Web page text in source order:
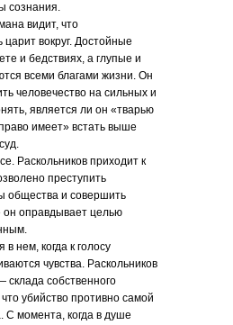
сознания.
видит, что
царит вокруг. Достойные
и бедствиях, а глупые и
всеми благами жизни. Он
человечество на сильных и
является ли он «тварью
имеет» встать выше
Раскольников приходит к
преступить
общества и совершить
он оправдывает целью
в нем, когда к голосу
чувства. Раскольников
склада собственного
убийство противно самой
С момента, когда в душе